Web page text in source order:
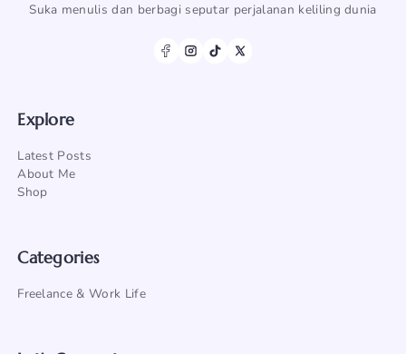
Suka menulis dan berbagi seputar perjalanan keliling dunia
Explore
Latest Posts
About Me
Shop
Categories
Freelance & Work Life